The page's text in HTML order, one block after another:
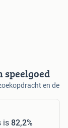
speelgoed
en de
is 82,2%